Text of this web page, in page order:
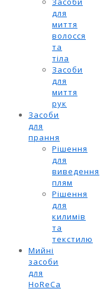
для
миття
волосся
та
тіла
Засоби
для
миття
рук
Засоби
для
прання
Рішення
для
виведення
плям
Рішення
для
килимів
та
текстилю
Мийні
засоби
для
HoReCa